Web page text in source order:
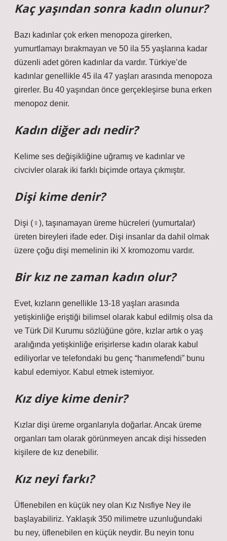
Kaç yaşından sonra kadın olunur?
Bazı kadınlar çok erken menopoza girerken,
yumurtlamayı bırakmayan ve 50 ila 55 yaşlarına kadar
düzenli adet gören kadınlar da vardır. Türkiye’de
kadınlar genellikle 45 ila 47 yaşları arasında menopoza
girerler. Bu 40 yaşından önce gerçekleşirse buna erken
menopoz denir.
Kadın diğer adı nedir?
Kelime ses değişikliğine uğramış ve kadınlar ve
civcivler olarak iki farklı biçimde ortaya çıkmıştır.
Dişi kime denir?
Dişi (♀), taşınamayan üreme hücreleri (yumurtalar)
üreten bireyleri ifade eder. Dişi insanlar da dahil olmak
üzere çoğu dişi memelinin iki X kromozomu vardır.
Bir kız ne zaman kadın olur?
Evet, kızların genellikle 13-18 yaşları arasında
yetişkinliğe eriştiği bilimsel olarak kabul edilmiş olsa da
ve Türk Dil Kurumu sözlüğüne göre, kızlar artık o yaş
aralığında yetişkinliğe erişirlerse kadın olarak kabul
ediliyorlar ve telefondaki bu genç “hanımefendi” bunu
kabul edemiyor. Kabul etmek istemiyor.
Kız diye kime denir?
Kızlar dişi üreme organlarıyla doğarlar. Ancak üreme
organları tam olarak görünmeyen ancak dişi hisseden
kişilere de kız denebilir.
Kız neyi farkı?
Üflenebilen en küçük ney olan Kız Nısfiye Ney ile
başlayabiliriz. Yaklaşık 350 milimetre uzunluğundaki
bu ney, üflenebilen en küçük neydir. Bu neyin tonu